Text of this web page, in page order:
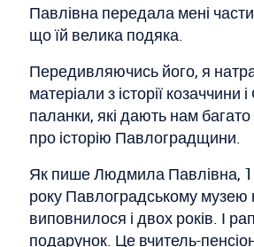
Павлівна передала мені
що їй велика подяка.
Передивляючись його, я
матеріали з історії козаччини
паланки, які дають нам
про історію Павлоградщини.
Як пише Людмила Павлівна,
року Павлоградському музею
виповнилося і двох років. І
подарунок. Це вчитель-